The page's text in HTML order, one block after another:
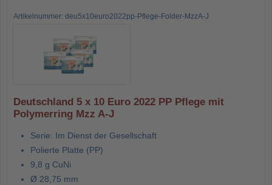
Artikelnummer: deu5x10euro2022pp-Pflege-Folder-MzzA-J
Deutschland 5 x 10 Euro 2022 PP Pflege mit
Polymerring Mzz A-J
Serie: Im Dienst der Gesellschaft
Polierte Platte (PP)
9,8 g CuNi
Ø 28,75 mm